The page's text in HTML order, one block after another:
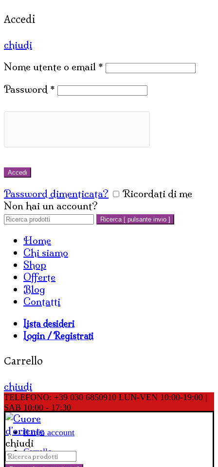
Accedi
chiudi
Nome utente o email *
Password *
Accedi
Password dimenticata?
Ricordati di me
Non hai un account?
Cerca:
Ricerca [ pulsante invio ]
Home
Chi siamo
Shop
Offerte
Blog
Contatti
Lista desideri
Login / Registrati
Carrello
chiudi
TELEFONO: +39 030 6850910 LUN-VEN 10:00-19:00 |
SAB 10:00 - 17:30
Il mio account
Carrello
chiudi
Cerca: